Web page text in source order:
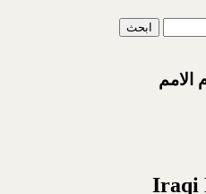
الامم
Iraqi